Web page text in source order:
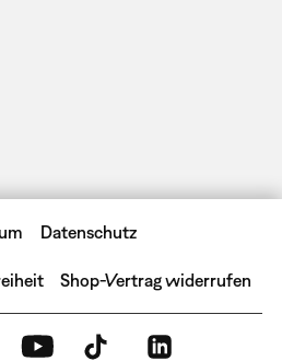
Datenschutz
Shop-Vertrag widerrufen